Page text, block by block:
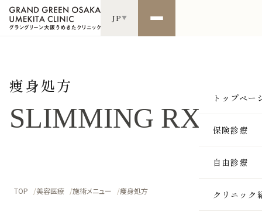
JP▼
トップペー
保険診療
自由診療
クリニック
痩身処方
SLIMMING RX
TOP 美容医療 施術メニュー 痩身処方